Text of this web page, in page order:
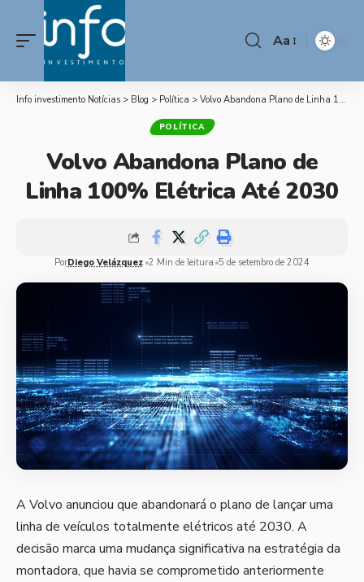
Aa
Info investimento Notícias > Blog > Política > Volvo Abandona Plano de Linha 100% Elétrica Até 2030
POLÍTICA
Volvo Abandona Plano de
Linha 100% Elétrica Até 2030
PorDiego Velázquez 2 Min de leitura 5 de setembro de 2024
A Volvo anunciou que abandonará o plano de lançar uma
linha de veículos totalmente elétricos até 2030. A
decisão marca uma mudança significativa na estratégia da
montadora, que havia se comprometido anteriormente